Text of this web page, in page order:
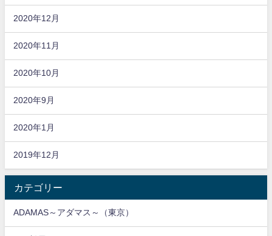
2020年12月
2020年11月
2020年10月
2020年9月
2020年1月
2019年12月
カテゴリー
ADAMAS～アダマス～（東京）